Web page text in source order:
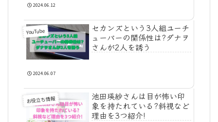
2024.06.12
YouTube
セカンズという3人組ユーチ
ューバーの関係性は?ダナヲ
さんが2人を誘う
2024.06.07
お役立ち情報
池田瑛紗さんは目が怖い印
象を持たれている?斜視など
理由を3つ紹介!